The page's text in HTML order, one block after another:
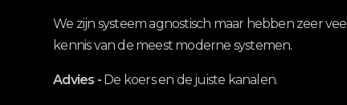
We zijn systeem agnostisch maar hebben zeer veel
kennis van de meest moderne systemen.
Advies - De koers en de juiste kanalen.